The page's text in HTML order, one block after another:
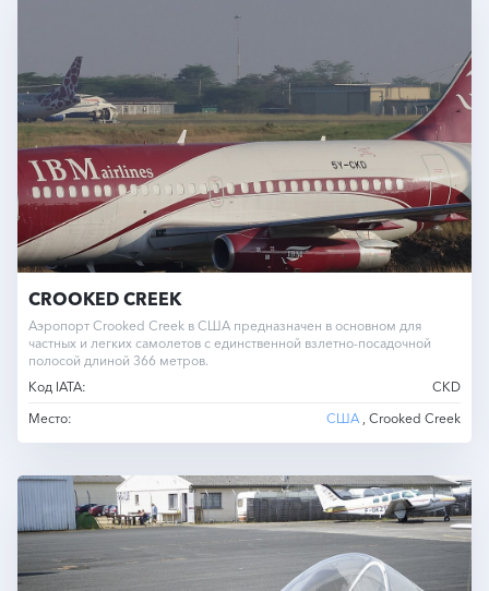
CROOKED CREEK
Аэропорт Crooked Creek в США предназначен в основном для
частных и легких самолетов с единственной взлетно-посадочной
полосой длиной 366 метров.
Код IATA:
CKD
Место:
США , Crooked Creek